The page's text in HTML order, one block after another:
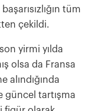
tüm
çekildi.
yirmi yılda
olsa da Fransa
alındığında
güncel tartışma